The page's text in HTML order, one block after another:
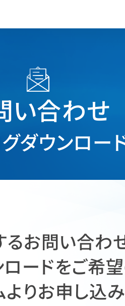
い合わせ
ダウンロー
お問い合わ
ードをご希
りお申し込み